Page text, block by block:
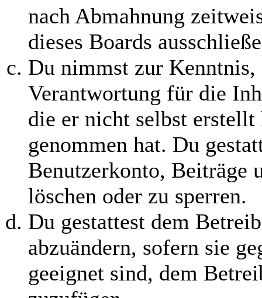
nach Abmahnung
dieses Boards
Du nimmst zur Kenntnis,
Verantwortung für die
die er nicht selbst
genommen hat. Du
Benutzerkonto, Beiträge
löschen oder zu sperren.
Du gestattest dem
abzuändern, sofern sie
geeignet sind, dem